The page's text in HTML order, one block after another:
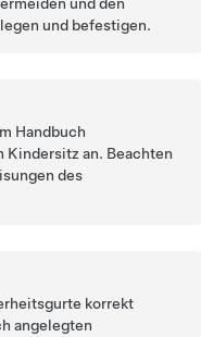
und befestigen.
Handbuch
Kindersitz an. Beachten
des
korrekt
angelegten